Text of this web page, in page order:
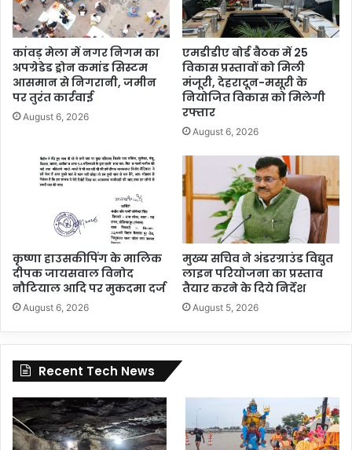
कांवड़ मेला में नगर निगम का
अपग्रेडेड ड्रोन कमांड सिस्टम
आसमान से निगरानी, जमीन
पर तुरंत कार्रवाई
August 6, 2026
एमडीडीए बोर्ड बैठक में 25
विकास प्रस्तावों को मिली
मंजूरी, देहरादून-मसूरी के
नियोजित विकास को मिलेगी
रफ्तार
August 6, 2026
कृष्णा हाउसकीपिंग के मालिक
दीपक जायसवाल विनोद
नौटियाल आदि पर मुकदमा दर्ज
August 6, 2026
मुख्य सचिव ने अंडरग्राउंड विद्युत
लाइन परियोजना का प्रस्ताव
तैयार करने के दिये निर्देश
August 5, 2026
Recent Tech News